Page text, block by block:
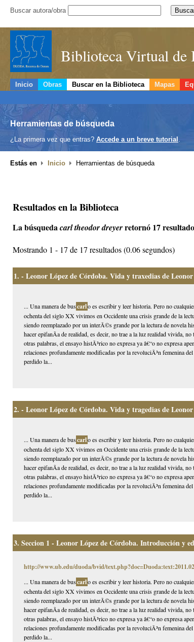
Buscar autora/obra
Biblioteca Virtual de
Inicio Obras Buscar en la Biblioteca Mapas
Herramientas de búsqueda
¿La primera vez que entras? Accede a un breve tutorial .
Estás en Inicio Herramientas de búsqueda
Resultados en la Biblioteca
La búsquedacarl theodor dreyerretornó 17
Mostrando 1 - 17 de 17 resultados (0.06 segundos)
1. - Leonor López de Córdoba. Vida y traxedias de
... Una manera de buscarlo es escribir y leer historia. Pero no
ochenta del siglo XX vivimos en Occidente una crisis grande de la
siendo reemplazado por un interÃ©s grande por la lectura de novela
hacer epifanÃ­a de realidad, es decir, no trae a la luz realidad vivida,
otras palabras, el ensayo histÃ³rico no expresa ya â€“o no expresa
relaciones profundamente modificadas por la revoluciÃ³n femenina
perdido la...
2. - Leonor López de Córdoba. Vida y tragedias de
... Una manera de buscarlo es escribir y leer historia. Pero no
ochenta del siglo XX vivimos en Occidente una crisis grande de la
siendo reemplazado por un interÃ©s grande por la lectura de novela
hacer epifanÃ­a de realidad, es decir, no trae a la luz realidad vivida,
otras palabras, el ensayo histÃ³rico no expresa ya â€“o no expresa
relaciones profundamente modificadas por la revoluciÃ³n femenina
perdido la...
3. Seccion 1 - Leonor López de Córdoba. Introducción y
http://www.ub.edu/duoda/bvid/
... Una manera de buscarlo es escribir y leer historia. Pero no
ochenta del siglo XX vivimos en Occidente una crisis grande de la
siendo reemplazado por un interÃ©s grande por la lectura de novela
hacer epifanÃ­a de realidad, es decir, no trae a la luz realidad vivida,
otras palabras, el ensayo histÃ³rico no expresa ya â€“o no expresa
relaciones profundamente modificadas por la revoluciÃ³n femenina
perdido la...